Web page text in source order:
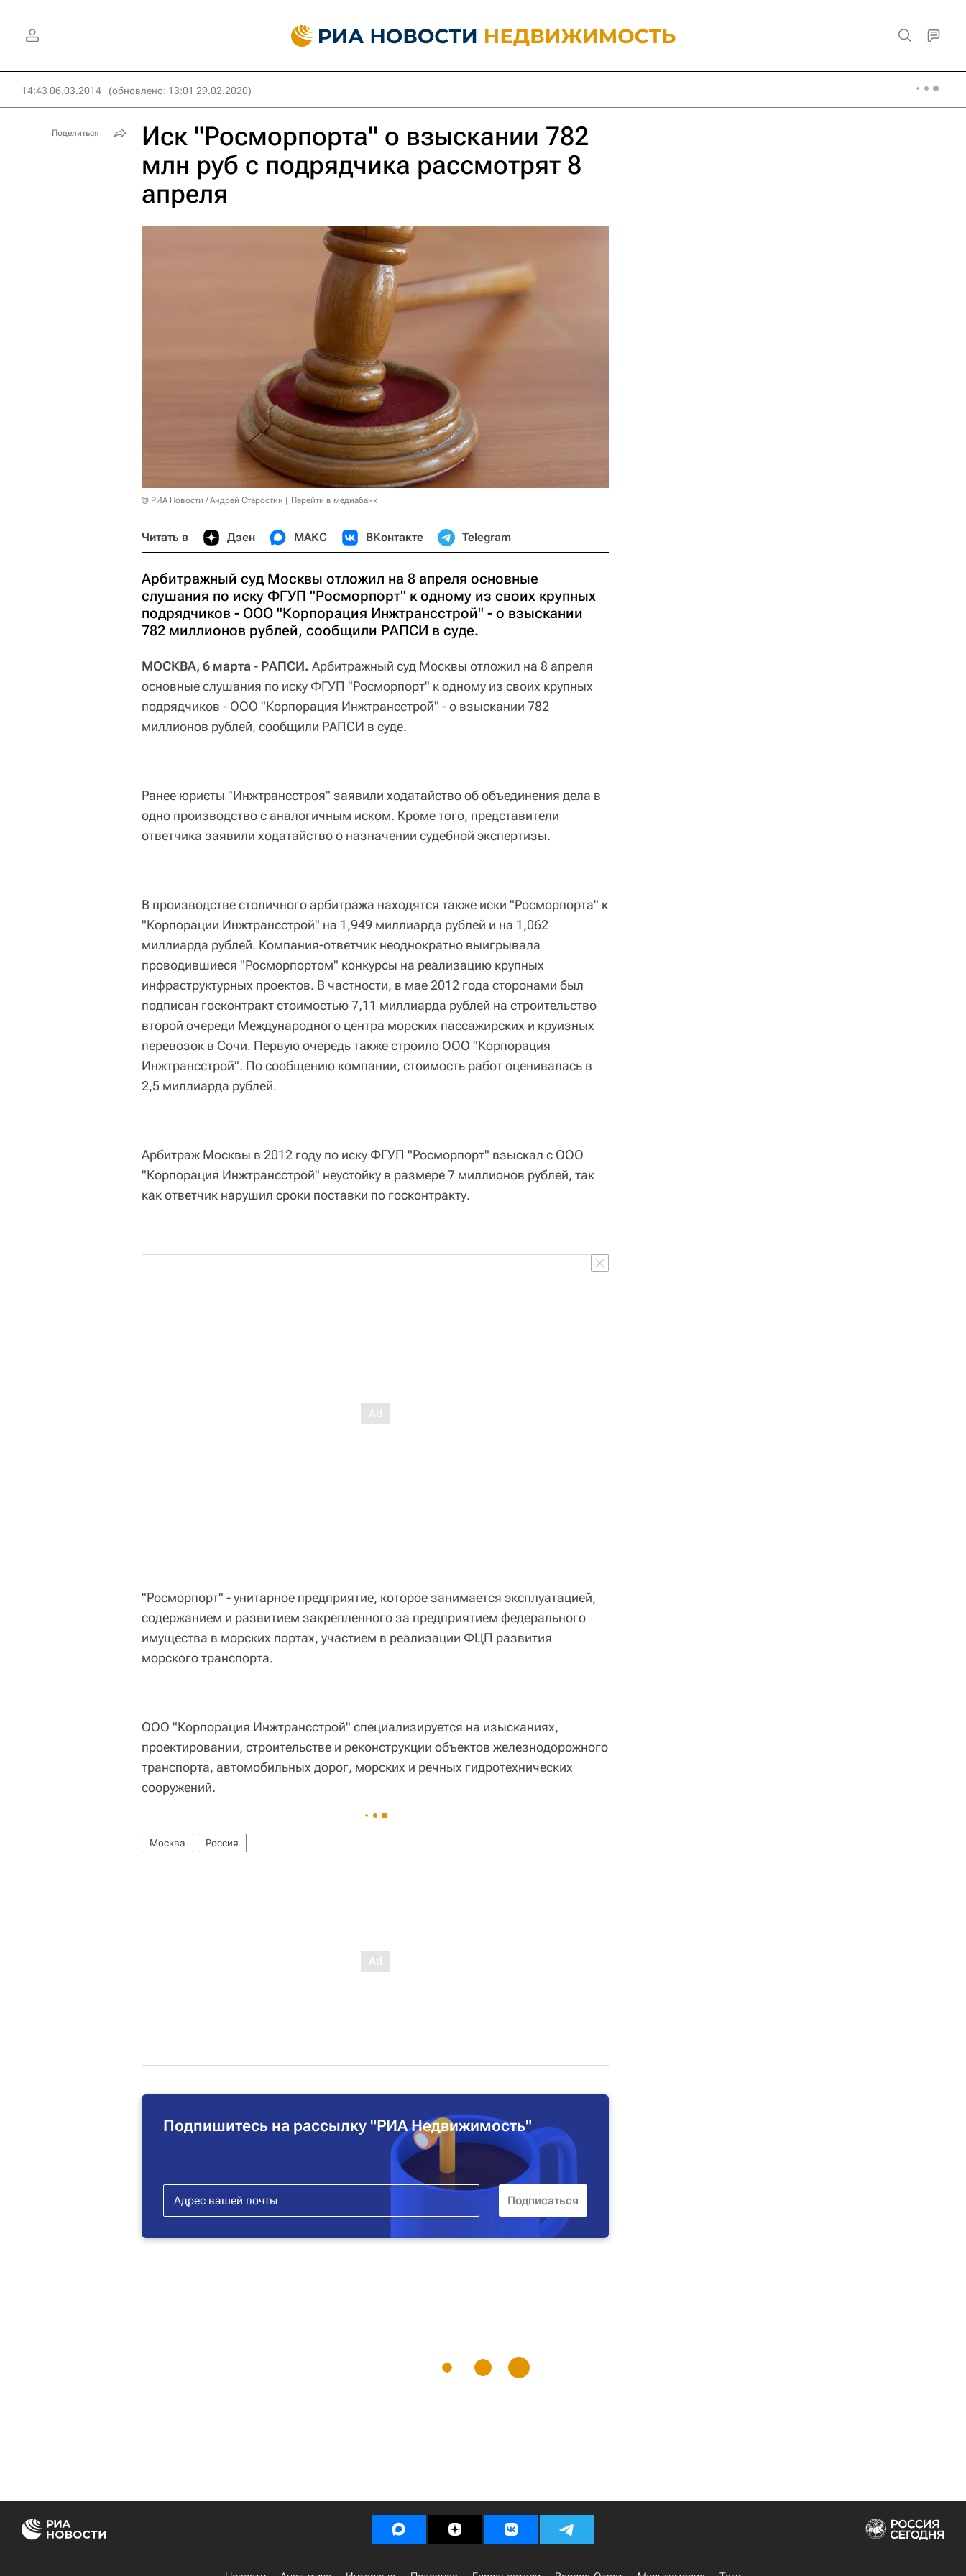
14:43 06.03.2014 (обновлено: 13:01 29.02.2020)
Иск "Росморпорта" о взыскании 782
млн руб с подрядчика рассмотрят 8
апреля
© РИА Новости / Андрей Старостин Перейти в медиабанк
Читать в Дзен МАКС ВКонтакте Telegram
Арбитражный суд Москвы отложил на 8 апреля основные
слушания по иску ФГУП "Росморпорт" к одному из своих крупных
подрядчиков - ООО "Корпорация Инжтрансстрой" - о взыскании
782 миллионов рублей, сообщили РАПСИ в суде.
МОСКВА, 6 марта - РАПСИ. Арбитражный суд Москвы отложил на 8 апреля
основные слушания по иску ФГУП "Росморпорт" к одному из своих крупных
подрядчиков - ООО "Корпорация Инжтрансстрой" - о взыскании 782
миллионов рублей, сообщили РАПСИ в суде.
Ранее юристы "Инжтрансстроя" заявили ходатайство об объединения дела в
одно производство с аналогичным иском. Кроме того, представители
ответчика заявили ходатайство о назначении судебной экспертизы.
В производстве столичного арбитража находятся также иски "Росморпорта" к
"Корпорации Инжтрансстрой" на 1,949 миллиарда рублей и на 1,062
миллиарда рублей. Компания-ответчик неоднократно выигрывала
проводившиеся "Росморпортом" конкурсы на реализацию крупных
инфраструктурных проектов. В частности, в мае 2012 года сторонами был
подписан госконтракт стоимостью 7,11 миллиарда рублей на строительство
второй очереди Международного центра морских пассажирских и круизных
перевозок в Сочи. Первую очередь также строило ООО "Корпорация
Инжтрансстрой". По сообщению компании, стоимость работ оценивалась в
2,5 миллиарда рублей.
Арбитраж Москвы в 2012 году по иску ФГУП "Росморпорт" взыскал с ООО
"Корпорация Инжтрансстрой" неустойку в размере 7 миллионов рублей, так
как ответчик нарушил сроки поставки по госконтракту.
"Росморпорт" - унитарное предприятие, которое занимается эксплуатацией,
содержанием и развитием закрепленного за предприятием федерального
имущества в морских портах, участием в реализации ФЦП развития
морского транспорта.
ООО "Корпорация Инжтрансстрой" специализируется на изысканиях,
проектировании, строительстве и реконструкции объектов железнодорожного
транспорта, автомобильных дорог, морских и речных гидротехнических
сооружений.
Москва Россия
Подпишитесь на рассылку "РИА Недвижимость"
Поделиться